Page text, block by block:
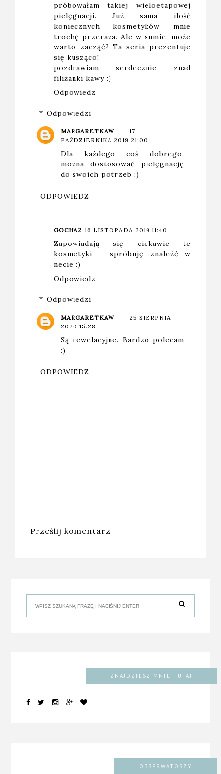
próbowałam takiej wieloetapowej
pielęgnacji. Już sama ilość
koniecznych kosmetyków mnie
trochę przeraża. Ale w sumie, może
warto zacząć? Ta seria prezentuje
się kusząco!
pozdrawiam serdecznie znad
filiżanki kawy :)
Odpowiedz
Odpowiedzi
MARGARETKAW
17
PAŹDZIERNIKA 2019 21:00
Dla każdego coś dobrego,
można dostosować pielęgnację
do swoich potrzeb :)
ODPOWIEDZ
GOCHA2 16 LISTOPADA 2019 11:40
Zapowiadają się ciekawie te
kosmetyki - spróbuję znaleźć w
necie :)
Odpowiedz
Odpowiedzi
MARGARETKAW
25 SIERPNIA
2020 15:28
Są rewelacyjne. Bardzo polecam
:)
ODPOWIEDZ
Prześlij komentarz
ZNAJDZIESZ MNIE TUTAJ
OBSERWATORZY